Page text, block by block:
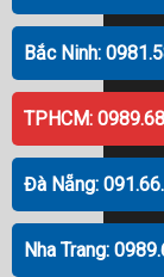
Bắc Ninh:
TPHCM:
Đà Nẵng:
Nha Trang: